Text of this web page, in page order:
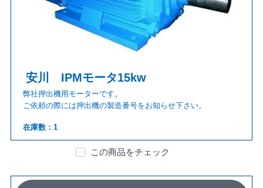
安川 IPMモータ15kw
弊社押出機用モーターです。
ご依頼の際には押出機の製造番号をお知らせ下さい。
在庫数：1
この商品をチェック